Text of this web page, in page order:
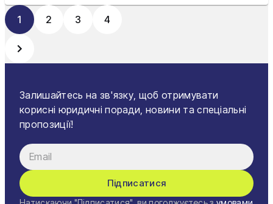
1 2 3 4
Залишайтесь на зв'язку, щоб отримувати
корисні юридичні поради, новини та спеціальні
пропозиції!
Підписатися